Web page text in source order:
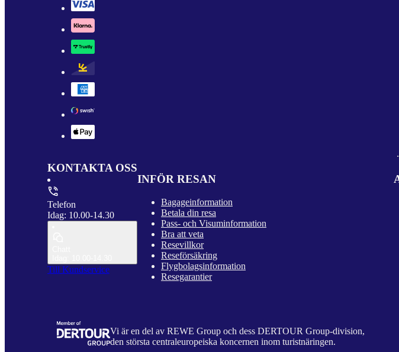
KONTAKTA OSS
Telefon
Idag: 10.00-14.30
Till Kundservice
INFÖR RESAN
Bagageinformation
Betala din resa
Pass- och Visuminformation
Bra att veta
Resevillkor
Reseförsäkring
Flygbolagsinformation
Resegarantier
Vi är en del av REWE Group och dess DERTOUR Group-division,
den största centraleuropeiska koncernen inom turistnäringen.